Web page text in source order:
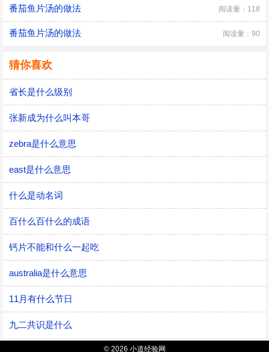
番茄鱼片汤的做法 阅读量：118
番茄鱼片汤的做法 阅读量：90
猜你喜欢
省长是什么级别
张新成为什么叫本哥
zebra是什么意思
east是什么意思
什么是动名词
百什么百什么的成语
钙片不能和什么一起吃
australia是什么意思
11月有什么节日
九二共识是什么
© 2026 小道经验网